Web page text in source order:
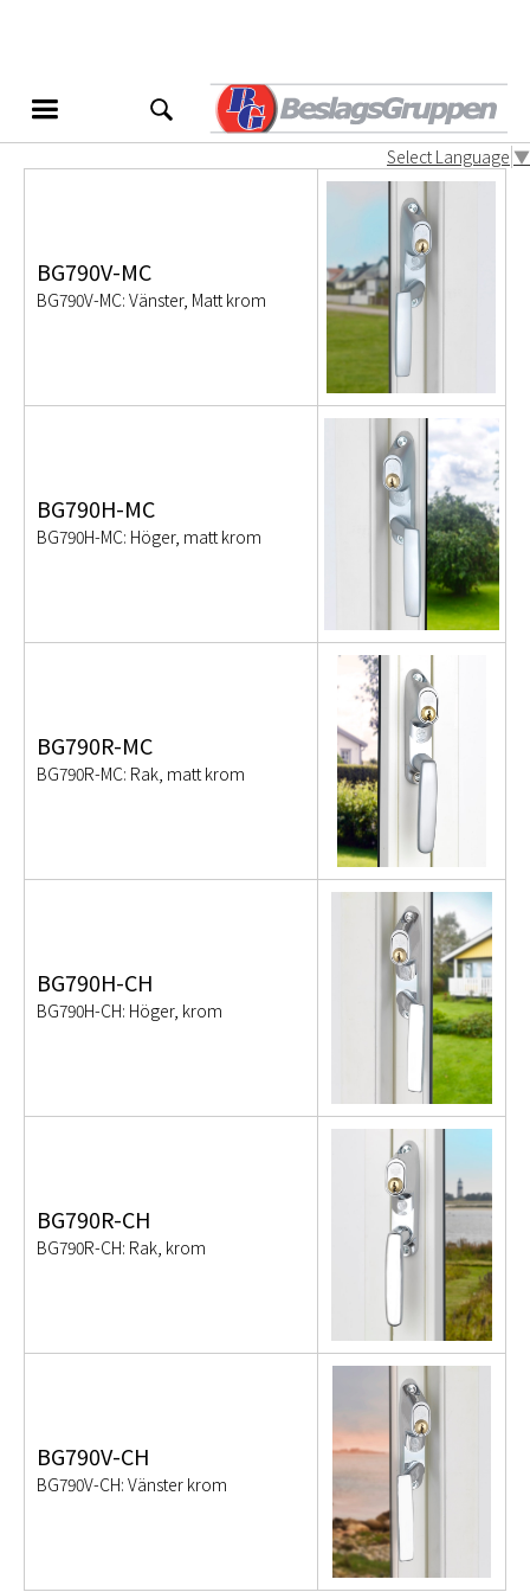
Select Language ▼
Produktvarianter
BG790V-MC
BG790V-MC: Vänster, Matt krom
BG790H-MC
BG790H-MC: Höger, matt krom
BG790R-MC
BG790R-MC: Rak, matt krom
BG790H-CH
BG790H-CH: Höger, krom
BG790R-CH
BG790R-CH: Rak, krom
BG790V-CH
BG790V-CH: Vänster krom